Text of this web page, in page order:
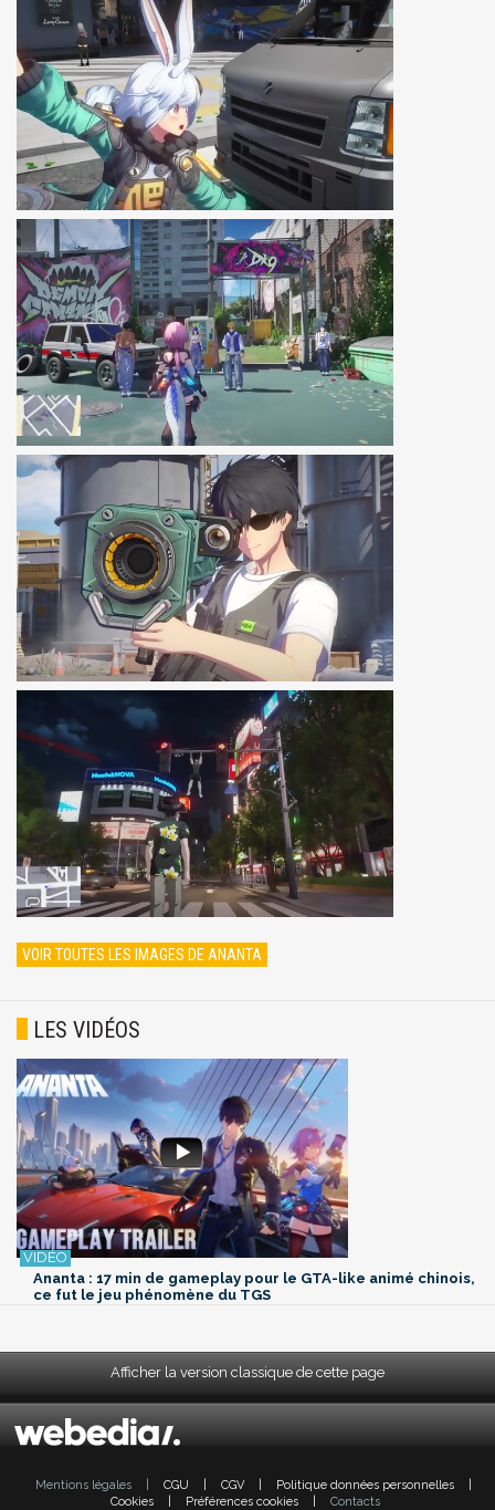
VOIR TOUTES LES IMAGES DE ANANTA
LES VIDÉOS
Ananta : 17 min de gameplay pour le GTA-like animé chinois,
ce fut le jeu phénomène du TGS
Afficher la version classique de cette page
Mentions légales CGU CGV Politique données personnelles
Cookies
Préférences cookies Contacts